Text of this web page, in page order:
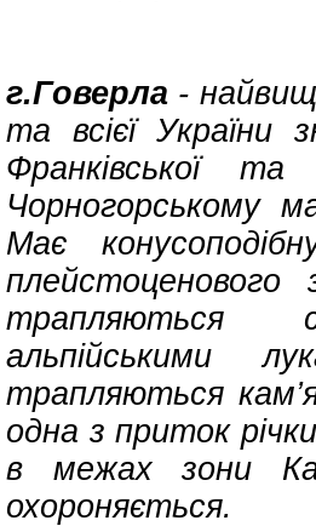
г.Говерла -
та всієї України
Франківської
Чорногорському
Має
плейстоценового
трапляються
альпійськими
трапляються
одна з приток
в межах зони
охороняється.